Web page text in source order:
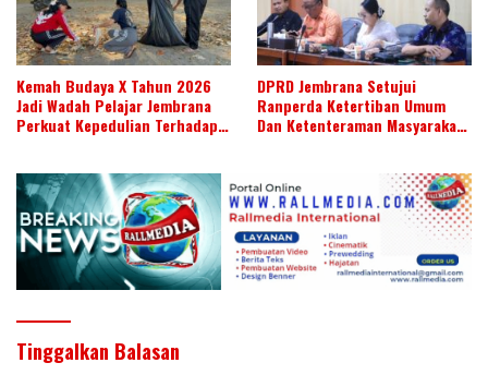
Kemah Budaya X Tahun 2026
Jadi Wadah Pelajar Jembrana
Perkuat Kepedulian Terhadap
DPRD Jembrana Setujui
Ranperda Ketertiban Umum
Dan Ketenteraman Masyarakat
Tinggalkan Balasan